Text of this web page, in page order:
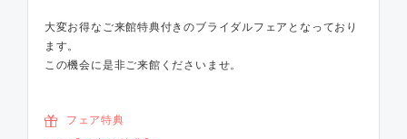
大変お得なご来館特典付きのブライダルフェアとなっており
ます。
この機会に是非ご来館くださいませ。
フェア特典